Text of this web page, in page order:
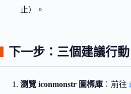
止）。
下一步：三個建議行動
瀏覽 iconmonstr 圖標庫 ：前往